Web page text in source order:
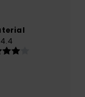
4.4